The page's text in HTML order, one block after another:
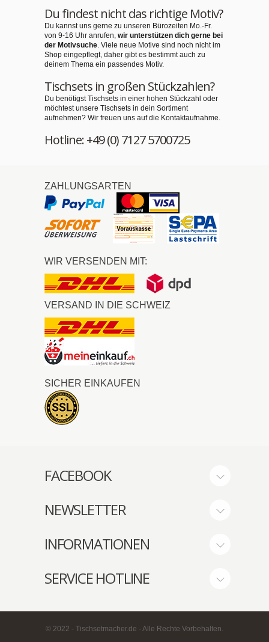
Du findest nicht das richtige Motiv?
Du kannst uns gerne zu unseren Bürozeiten Mo.-Fr.
von 9-16 Uhr anrufen, wir unterstützen dich gerne bei
der Motivsuche. Viele neue Motive sind noch nicht im
Shop eingepflegt, daher gibt es bestimmt auch zu
deinem Thema ein passendes Motiv.
Tischsets in großen Stückzahlen?
Du benötigst Tischsets in einer hohen Stückzahl oder
möchtest unsere Tischsets in dein Sortiment
aufnehmen? Wir freuen uns auf die Kontaktaufnahme.
Hotline: +49 (0) 7127 5700725
ZAHLUNGSARTEN
WIR VERSENDEN MIT:
VERSAND IN DIE SCHWEIZ
SICHER EINKAUFEN
FACEBOOK
NEWSLETTER
INFORMATIONEN
SERVICE HOTLINE
© 2022 - Tischsetmacher.de - Alle Rechte Vorbehalten.